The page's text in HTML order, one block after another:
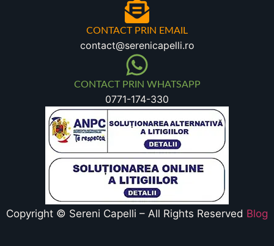
CONTACT PRIN EMAIL
contact@serenicapelli.ro
CONTACT PRIN WHATSAPP
0771-174-330
Copyright © Sereni Capelli – All Rights Reserved Blog